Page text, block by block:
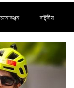
মনোৰঞ্জন ৰাষ্ট্ৰীয়